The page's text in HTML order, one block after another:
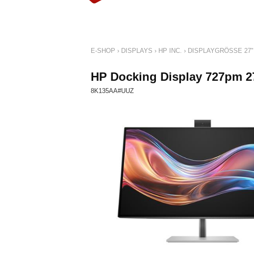
E-SHOP › DISPLAYS › HP INC. › DISPLAYGRÖSSE 27"
HP Docking Display 727pm
8K135AA#UUZ